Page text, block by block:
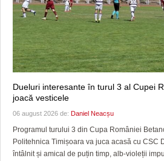
Dueluri interesante în turul 3 al Cupei
joacă vesticele
06 august 2026 de: Daniel Neacșu
Programul turului 3 din Cupa României
Politehnica Timișoara va juca acasă cu CSC
întâlnit și amical de puțin timp, alb-violeții